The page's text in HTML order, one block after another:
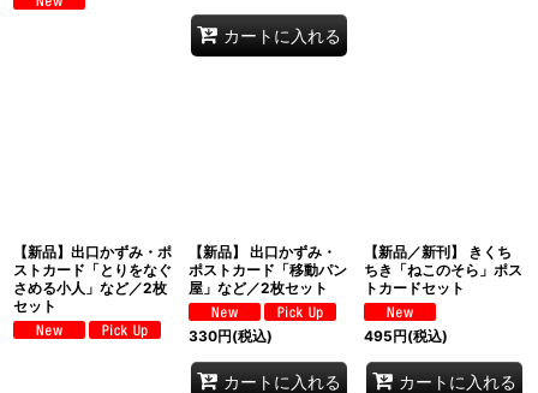
カートに入れる
【新品】出口かずみ・ポ
ストカード「とりをなぐ
さめる小人」など／2枚
セット
【新品】 出口かずみ・
ポストカード「移動パン
屋」など／2枚セット
330円(税込)
カートに入れる
【新品／新刊】 きくち
ちき「ねこのそら」ポス
トカードセット
495円(税込)
カートに入れる